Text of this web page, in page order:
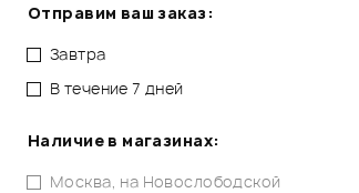
Отправим ваш заказ:
Завтра
В течение 7 дней
Наличие в магазинах:
Москва, на Новослободской